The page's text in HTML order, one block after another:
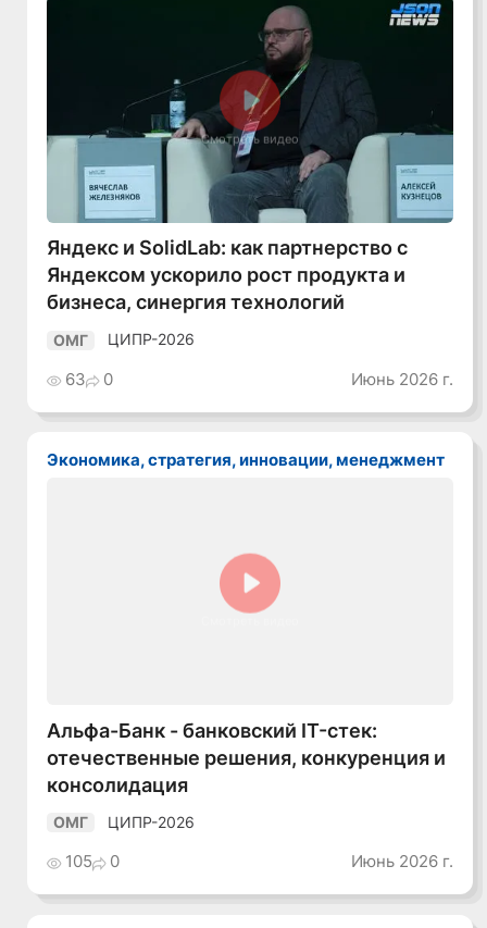
Смотреть видео
Яндекс и SolidLab: как партнерство с
Яндексом ускорило рост продукта и
бизнеса, синергия технологий
ОМГ ЦИПР-2026
63 0 Июнь 2026 г.
Экономика, стратегия, инновации, менеджмент
Альфа-Банк - банковский IT-стек:
отечественные решения, конкуренция и
консолидация
ОМГ ЦИПР-2026
105 0 Июнь 2026 г.